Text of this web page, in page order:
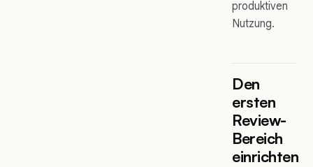
produktiven
Nutzung.
Den
ersten
Review-
Bereich
einrichten